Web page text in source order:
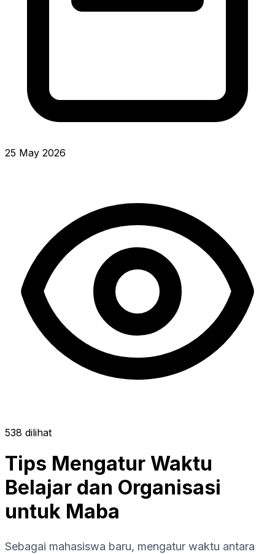
25 May 2026
538 dilihat
Tips Mengatur Waktu
Belajar dan Organisasi
untuk Maba
Sebagai mahasiswa baru, mengatur waktu antara